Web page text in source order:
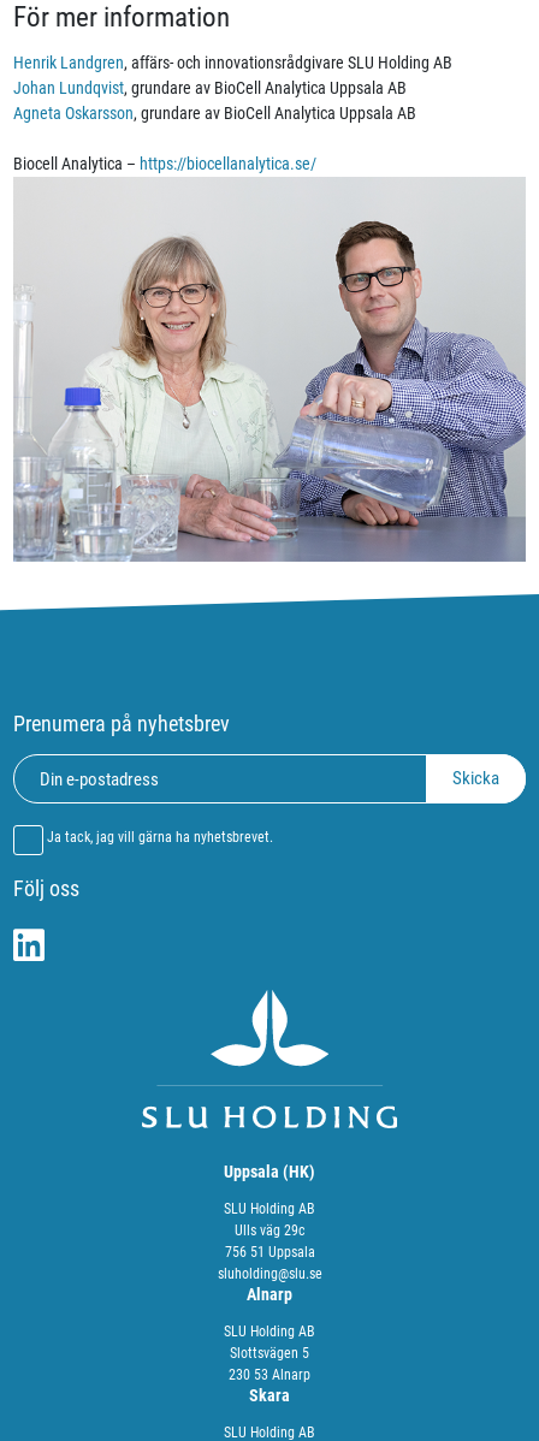
För mer information
Henrik Landgren, affärs- och innovationsrådgivare SLU Holding AB
Johan Lundqvist, grundare av BioCell Analytica Uppsala AB
Agneta Oskarsson, grundare av BioCell Analytica Uppsala AB
Biocell Analytica – https://biocellanalytica.se/
Prenumera på nyhetsbrev
Ja tack, jag vill gärna ha nyhetsbrevet.
Följ oss
Uppsala (HK)
SLU Holding AB
Ulls väg 29c
756 51 Uppsala
sluholding@slu.se
Alnarp
SLU Holding AB
Slottsvägen 5
230 53 Alnarp
Skara
SLU Holding AB